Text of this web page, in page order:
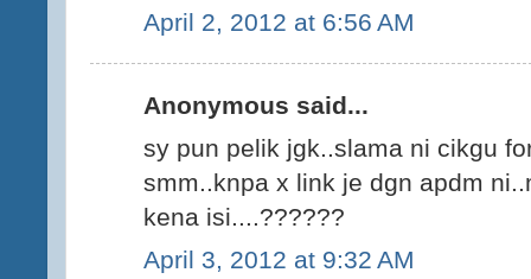
April 2, 2012 at 6:56 AM
Anonymous said...
sy pun pelik jgk..slama ni cikgu
smm..knpa x link je dgn apdm
kena isi....??????
April 3, 2012 at 9:32 AM